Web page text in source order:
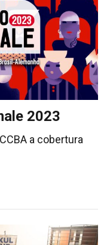
2023
a cobertura